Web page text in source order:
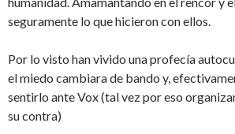
seguramente lo que hicieron con ellos.
Por lo visto han vivido una profecía
el miedo cambiara de bando y,
sentirlo ante Vox (tal vez por eso
su contra)